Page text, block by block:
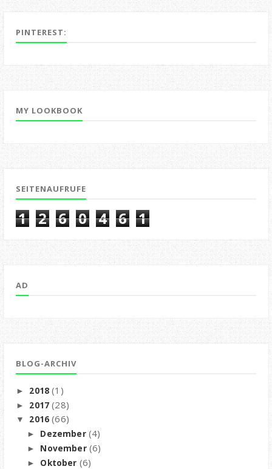
PINTEREST:
MY LOOKBOOK
SEITENAUFRUFE
1 2 6 0 4 6 1
AD
BLOG-ARCHIV
► 2018(1)
► 2017(28)
▼ 2016(66)
► Dezember (4)
► November (6)
► Oktober (6)